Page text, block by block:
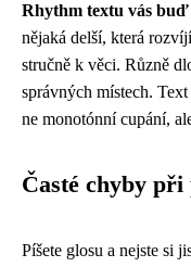
Rhythm textu vás buď
nějaká delší, která
stručně k věci. Různě
správných místech.
ne monotónní cupání,
Časté chyby při
Píšete glosu a nejste si